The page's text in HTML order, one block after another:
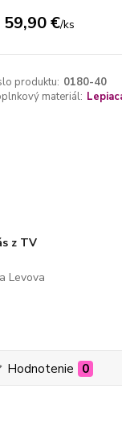
59,90 €/ks
produktu: 0180-40
materiál:
z TV
Levova
Hodnotenie 0